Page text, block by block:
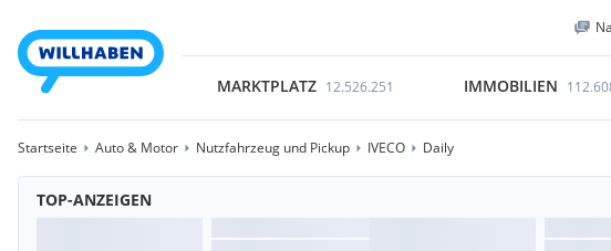
MARKTPLATZ 12.526.251 IMMOBILIEN
Startseite Auto & Motor Nutzfahrzeug und Pickup IVECO Daily
TOP-ANZEIGEN